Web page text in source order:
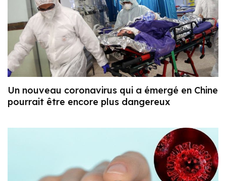
Un nouveau coronavirus qui a émergé en Chine
pourrait être encore plus dangereux